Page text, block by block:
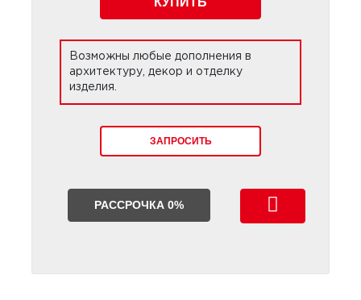
Возможны любые дополнения в
архитектуру, декор и отделку
изделия.
ЗАПРОСИТЬ
РАССРОЧКА 0%